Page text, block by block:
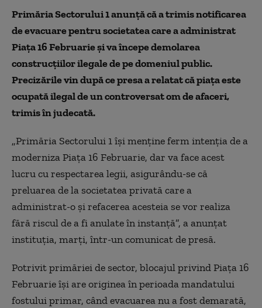
Primăria Sectorului 1 anunţă că a trimis notificarea
de evacuare pentru societatea care a administrat
Piaţa 16 Februarie şi va începe demolarea
construcţiilor ilegale de pe domeniul public.
Precizările vin după ce presa a relatat că piaţa este
ocupată ilegal de un controversat om de afaceri,
trimis în judecată.
„Primăria Sectorului 1 îşi menţine ferm intenţia de a
moderniza Piaţa 16 Februarie, dar va face acest
lucru cu respectarea legii, asigurându-se că
preluarea de la societatea privată care a
administrat-o şi refacerea acesteia se vor realiza
fără riscul de a fi anulate în instanţă”, a anunțat
instituţia, marţi, într-un comunicat de presă.
Potrivit primăriei de sector, blocajul privind Piaţa 16
Februarie îşi are originea în perioada mandatului
fostului primar, când evacuarea nu a fost demarată,